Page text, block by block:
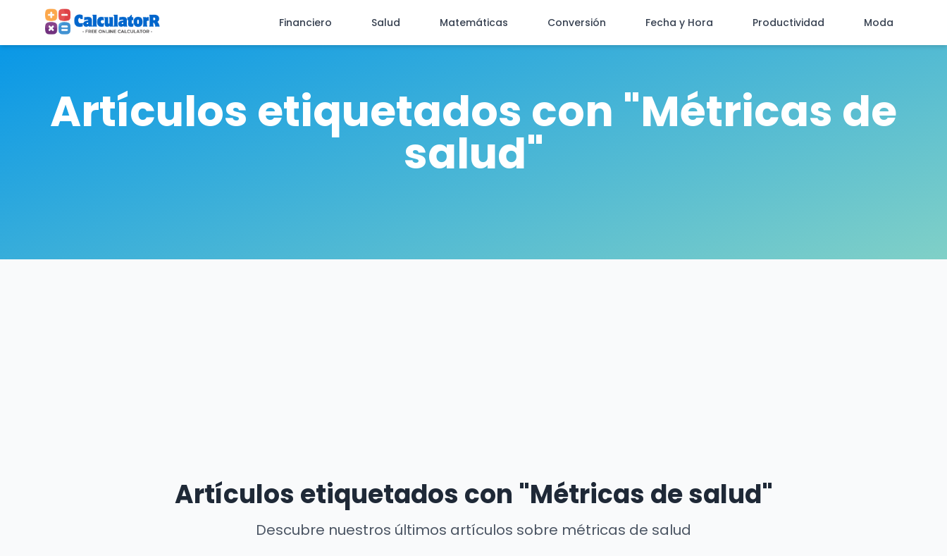
Financiero Salud Matemáticas Conversión Fecha y Hora Productividad Moda
Artículos etiquetados con "Métricas de
salud"
Artículos etiquetados con "Métricas de salud"
Descubre nuestros últimos artículos sobre métricas de salud